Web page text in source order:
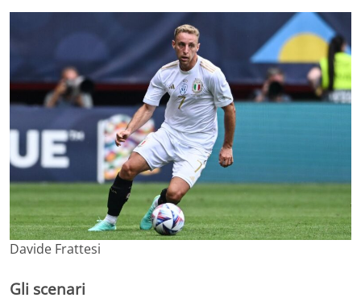
Davide Frattesi
Gli scenari